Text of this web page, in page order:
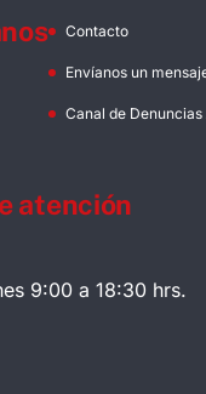
Contacto
Envíanos un
Canal de Denuncias
atención
9:00 a 18:30 hrs.